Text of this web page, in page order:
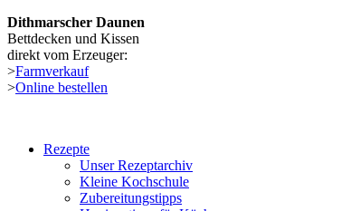
Dithmarscher Daunen
Bettdecken und Kissen
direkt vom Erzeuger:
>Farmverkauf
>Online bestellen
Rezepte
Unser Rezeptarchiv
Kleine Kochschule
Zubereitungstipps